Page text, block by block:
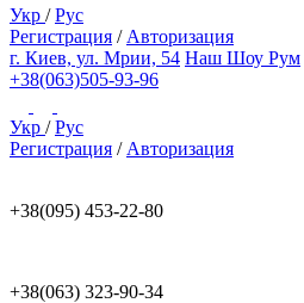
Укр /Рус
Регистрация / Авторизация
г. Киев, ул. Мрии, 54 Наш Шоу Рум
+38(063)505-93-96
Укр /Рус
Регистрация / Авторизация
+38(095) 453-22-80
+38(063) 323-90-34